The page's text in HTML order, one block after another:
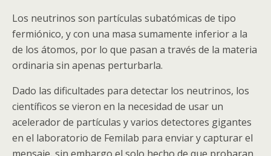
Los neutrinos son partículas subatómicas de tipo
fermiónico, y con una masa sumamente inferior a la
de los átomos, por lo que pasan a través de la materia
ordinaria sin apenas perturbarla.
Dado las dificultades para detectar los neutrinos, los
científicos se vieron en la necesidad de usar un
acelerador de partículas y varios detectores gigantes
en el laboratorio de Femilab para enviar y capturar el